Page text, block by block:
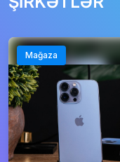
Mağaza